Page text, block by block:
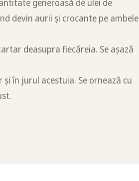
generoasă de ulei de
devin aurii și crocante pe ambele
deasupra fiecăreia. Se așază
în jurul acestuia. Se ornează cu